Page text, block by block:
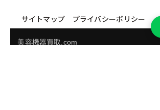
サイトマップ プライバシーポリシー
美容機器買取.com